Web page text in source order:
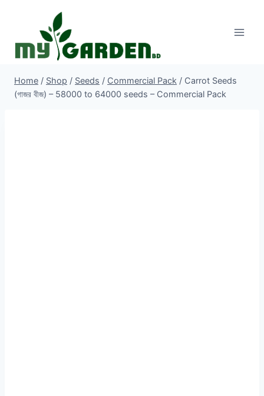
Home / Shop / Seeds / Commercial Pack / Carrot Seeds
(গাজর বীজ) – 58000 to 64000 seeds – Commercial Pack